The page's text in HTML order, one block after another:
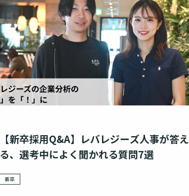
【新卒採用Q&A】レバレジーズ人事が答え
る、選考中によく聞かれる質問7選
新卒